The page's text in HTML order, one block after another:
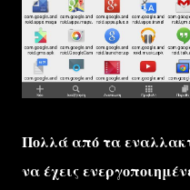
Πολλά από τα
να έχεις